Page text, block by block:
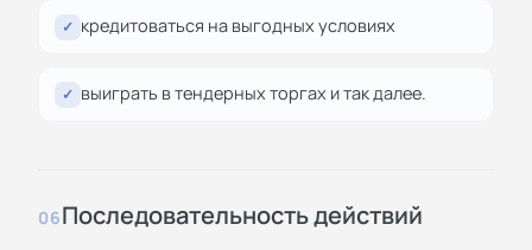
✓ кредитоваться на выгодных условиях
✓ выиграть в тендерных торгах и так далее.
06Последовательность действий